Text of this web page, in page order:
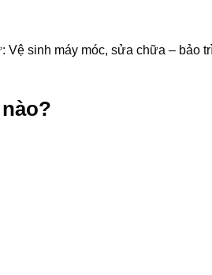
Vệ sinh máy móc, sửa chữa – bảo